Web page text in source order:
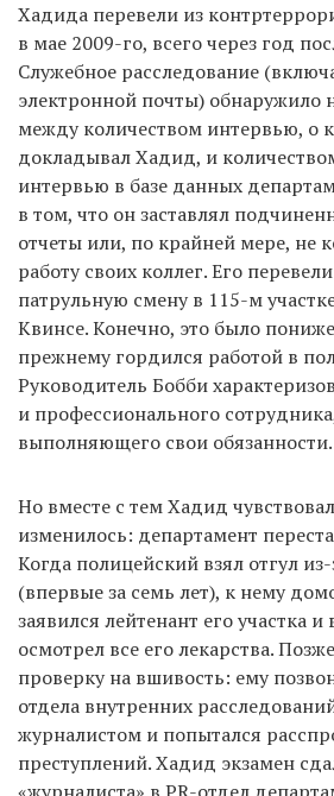
Хадида перевели из
в мае 2009-го, всего через год
Служебное расследование
электронной почты) обнаружило
между количеством интервью, о
докладывал Хадид, и
интервью в базе данных
в том, что он заставлял
отчеты или, по крайней мере, не
работу своих коллег. Его
патрульную смену в 115-м
Квинсе. Конечно, это было
прежнему гордился работой в
Руководитель Бобби
и профессионального
выполняющего свои обязанности.
Но вместе с тем Хадид
изменилось: департамент
Когда полицейский взял отгул
(впервые за семь лет), к нему
заявился лейтенант его участка
осмотрел все его лекарства.
проверку на вшивость: ему
отдела внутренних
журналистом и попытался
преступлений. Хадид экзамен